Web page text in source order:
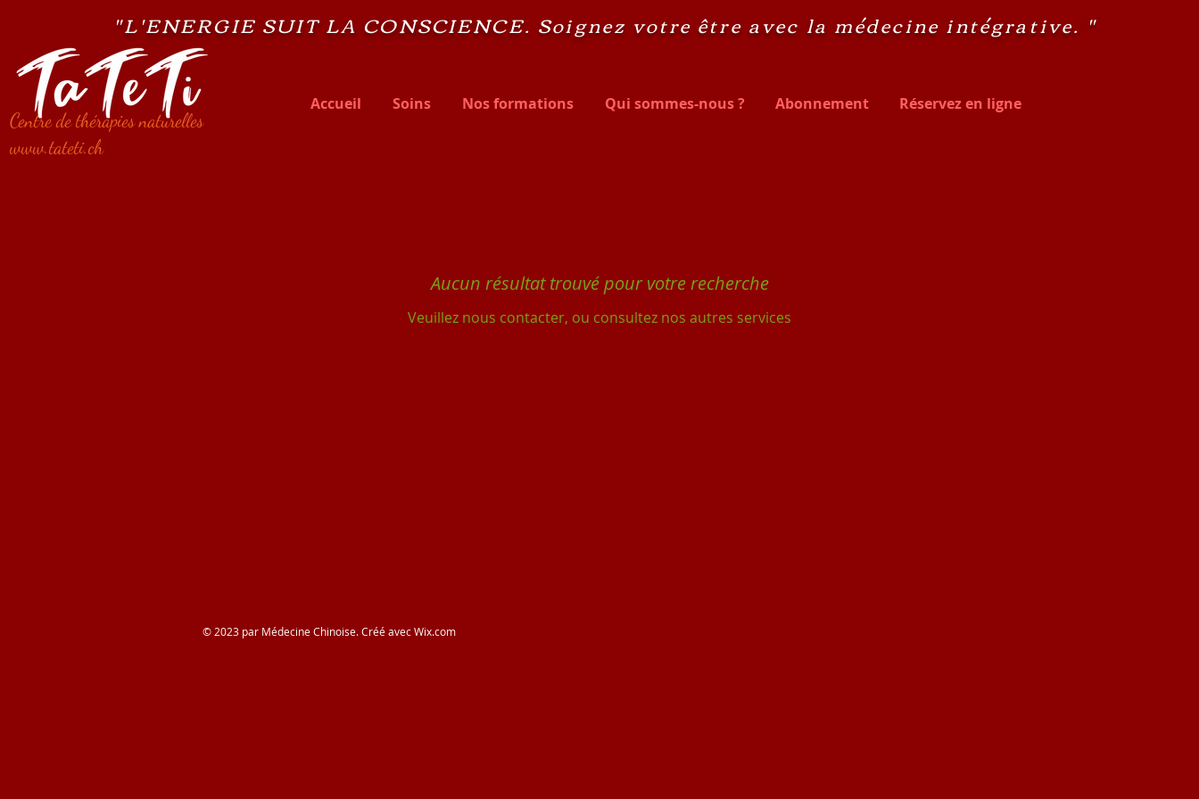
Accueil Soins Nos formations Qui sommes-nous ? Abonnement Réservez en ligne
Centre de thérapies naturelles
www.tateti.ch
"L'ENERGIE SUIT LA CONSCIENCE. Soignez votre être avec la médecine intégrative. "
Aucun résultat trouvé pour votre recherche
Veuillez nous contacter, ou consultez nos autres services
© 2023 par Médecine Chinoise. Créé avecWix.com